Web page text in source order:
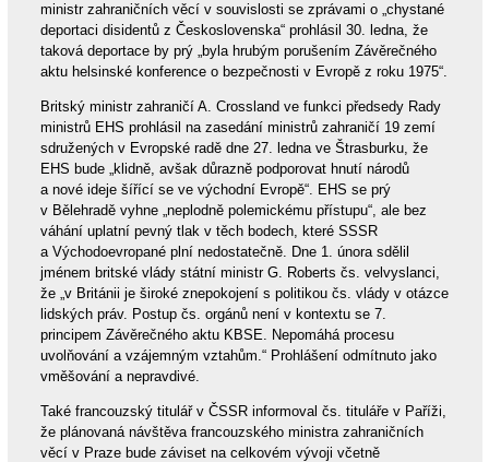
ministr zahraničních věcí v souvislosti se zprávami o „chystané
deportaci disidentů z Československa“ prohlásil 30. ledna, že
taková deportace by prý „byla hrubým porušením Závěrečného
aktu helsinské konference o bezpečnosti v Evropě z roku 1975“.
Britský ministr zahraničí A. Crossland ve funkci předsedy Rady
ministrů EHS prohlásil na zasedání ministrů zahraničí 19 zemí
sdružených v Evropské radě dne 27. ledna ve Štrasburku, že
EHS bude „klidně, avšak důrazně podporovat hnutí národů
a nové ideje šířící se ve východní Evropě“. EHS se prý
v Bělehradě vyhne „neplodně polemickému přístupu“, ale bez
váhání uplatní pevný tlak v těch bodech, které SSSR
a Východoevropané plní nedostatečně. Dne 1. února sdělil
jménem britské vlády státní ministr G. Roberts čs. velvyslanci,
že „v Británii je široké znepokojení s politikou čs. vlády v otázce
lidských práv. Postup čs. orgánů není v kontextu se 7.
principem Závěrečného aktu KBSE. Nepomáhá procesu
uvolňování a vzájemným vztahům.“ Prohlášení odmítnuto jako
vměšování a nepravdivé.
Také francouzský titulář v ČSSR informoval čs. tituláře v Paříži,
že plánovaná návštěva francouzského ministra zahraničních
věcí v Praze bude záviset na celkovém vývoji včetně